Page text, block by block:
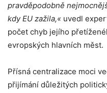
pravděpodobně
kdy EU zažila,« uvedl
počet chyb jejího
evropských hlavních měst.
Přísná centralizace moci
přijímání důležitých